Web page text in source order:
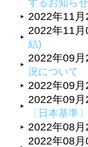
するお知らせ
2022年11月
2022年11月
結)
2022年09月
況について
2022年09月
2022年09月
〔日本基準
2022年08月
2022年08月